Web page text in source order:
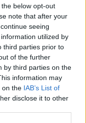
below opt-out
note that after your
seeing
utilized by
third parties prior to
of the further
by third parties on the
information may
on the IAB’s List of
disclose it to other
la golosità come
dolci, cioccolata